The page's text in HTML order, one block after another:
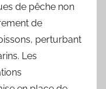
de pêche non
de
perturbant
Les